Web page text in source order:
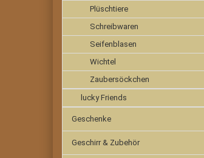
Plüschtiere
Schreibwaren
Seifenblasen
Wichtel
Zaubersöckchen
lucky Friends
Geschenke
Geschirr & Zubehör